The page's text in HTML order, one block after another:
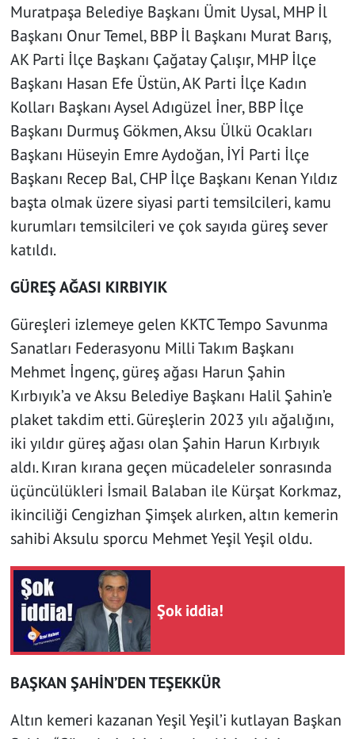
Muratpaşa Belediye Başkanı Ümit Uysal, MHP İl
Başkanı Onur Temel, BBP İl Başkanı Murat Barış,
AK Parti İlçe Başkanı Çağatay Çalışır, MHP İlçe
Başkanı Hasan Efe Üstün, AK Parti İlçe Kadın
Kolları Başkanı Aysel Adıgüzel İner, BBP İlçe
Başkanı Durmuş Gökmen, Aksu Ülkü Ocakları
Başkanı Hüseyin Emre Aydoğan, İYİ Parti İlçe
Başkanı Recep Bal, CHP İlçe Başkanı Kenan Yıldız
başta olmak üzere siyasi parti temsilcileri, kamu
kurumları temsilcileri ve çok sayıda güreş sever
katıldı.
GÜREŞ AĞASI KIRBIYIK
Güreşleri izlemeye gelen KKTC Tempo Savunma
Sanatları Federasyonu Milli Takım Başkanı
Mehmet İngenç, güreş ağası Harun Şahin
Kırbıyık’a ve Aksu Belediye Başkanı Halil Şahin’e
plaket takdim etti. Güreşlerin 2023 yılı ağalığını,
iki yıldır güreş ağası olan Şahin Harun Kırbıyık
aldı. Kıran kırana geçen mücadeleler sonrasında
üçüncülükleri İsmail Balaban ile Kürşat Korkmaz,
ikinciliği Cengizhan Şimşek alırken, altın kemerin
sahibi Aksulu sporcu Mehmet Yeşil Yeşil oldu.
Şok iddia!
BAŞKAN ŞAHİN’DEN TEŞEKKÜR
Altın kemeri kazanan Yeşil Yeşil’i kutlayan Başkan